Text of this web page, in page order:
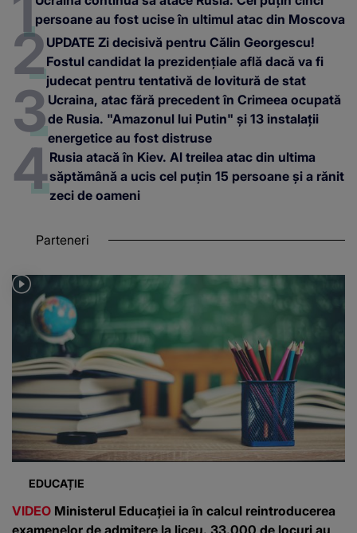
persoane au fost ucise în ultimul atac din Moscova
UPDATE Zi decisivă pentru Călin Georgescu!
Fostul candidat la prezidențiale află dacă va fi
judecat pentru tentativă de lovitură de stat
Ucraina, atac fără precedent în Crimeea ocupată
de Rusia. "Amazonul lui Putin" și 13 instalații
energetice au fost distruse
Rusia atacă în Kiev. Al treilea atac din ultima
săptămână a ucis cel puțin 15 persoane și a rănit
zeci de oameni
Parteneri
EDUCAȚIE
VIDEO Ministerul Educației ia în calcul reintroducerea
examenelor de admitere la liceu. 33.000 de locuri au